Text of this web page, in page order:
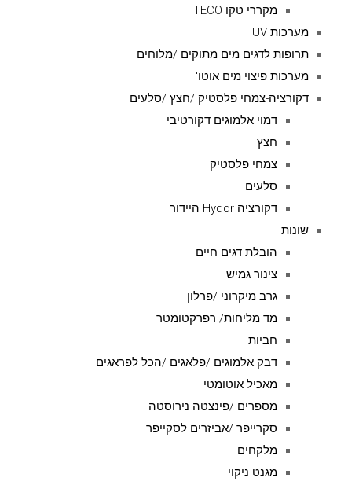
מקררי טקו TECO
מערכות UV
תרופות לדגים מים מתוקים /מלוחים
מערכות פיצוי מים אוטו'
דקורציה-צמחי פלסטיק /חצץ /סלעים
דמוי אלמוגים דקורטיבי
חצץ
צמחי פלסטיק
סלעים
דקורציה Hydor היידור
שונות
הובלת דגים חיים
צינור גמיש
גרב מיקרוני /פרלון
מד מליחות/ רפרקטומטר
חביות
דבק אלמוגים /פלאגים /הכל לפראגים
מאכיל אוטומטי
מספרים /פינצטה נירוסטה
סקרייפר /אביזרים לסקייפר
מלקחים
מגנט ניקוי